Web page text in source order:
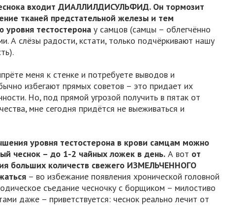
входит ДИАЛЛИЛДИСУЛЬФИД. Он тормозит
тканей предстательной железы и тем
уровня тестостерона у самцов (самцы – облегчённо
А слёзы радости, кстати, только подчёркивают нашу
меня к стенке и потребуете выводов и
избегают прямых советов – это придает их
Но, под прямой угрозой получить в пятак от
мне сегодня придётся не выеживаться и
уровня тестостерона в крови самцам можно
чеснок – до 1-2 чайных ложек в день. А вот от
больших количеств свежего ИЗМЕЛЬЧЕННОГО
– во избежание появления хронической головной
съедание чесночку с борщиком – милостиво
даже – приветствуется: чеснок реально лечит от